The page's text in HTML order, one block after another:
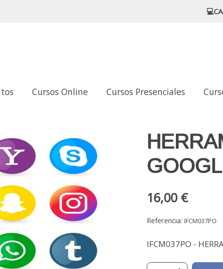
Cursos Online Cursos Presenciales
16,00 €
Referencia:IFCM037PO
IFCM037PO -